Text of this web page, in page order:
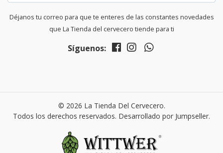
Déjanos tu correo para que te enteres de las constantes novedades
que La Tienda del cervecero tiende para ti
Síguenos:
© 2026 La Tienda Del Cervecero.
Todos los derechos reservados. Desarrollado por Jumpseller.